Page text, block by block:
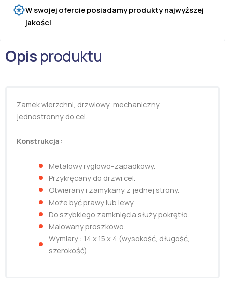
W swojej ofercie posiadamy produkty najwyższej
jakości
Opisproduktu
Zamek wierzchni, drzwiowy, mechaniczny,
jednostronny do cel.
Konstrukcja:
Metalowy ryglowo-zapadkowy.
Przykręcany do drzwi cel.
Otwierany i zamykany z jednej strony.
Może być prawy lub lewy.
Do szybkiego zamknięcia służy pokrętło.
Malowany proszkowo.
Wymiary : 14 x 15 x 4 (wysokość, długość,
szerokość).